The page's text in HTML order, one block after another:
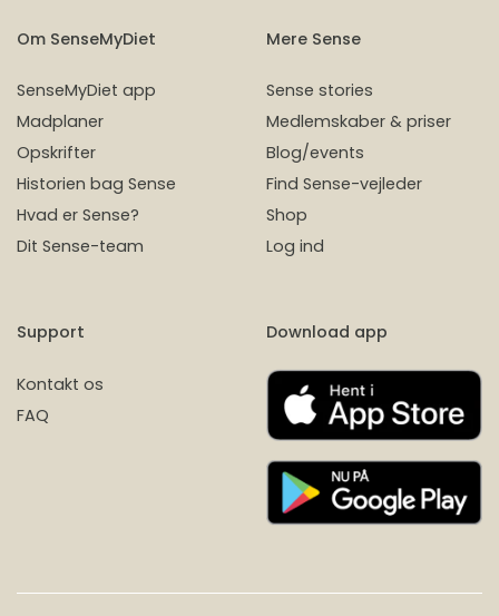
Om SenseMyDiet
SenseMyDiet app
Madplaner
Opskrifter
Historien bag Sense
Hvad er Sense?
Dit Sense-team
Mere Sense
Sense stories
Medlemskaber & priser
Blog/events
Find Sense-vejleder
Shop
Log ind
Support
Kontakt os
FAQ
Download app